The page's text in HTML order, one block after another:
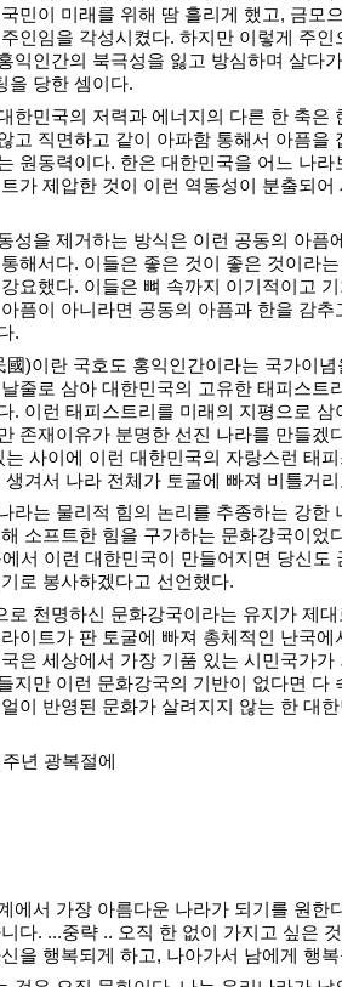
민이 미래를 위해 땀 흘리게 했고, 금모
인임을 각성시켰다. 하지만 이렇게 주
익인간의 북극성을 잃고 방심하며 살다
을 당한 셈이다.
한민국의 저력과 에너지의 다른 한 축은
고 직면하고 같이 아파함 통해서 아픔을
원동력이다. 한은 대한민국을 어느 나
가 제압한 것이 이런 역동성이 분출되
성을 제거하는 방식은 이런 공동의 아픔
해서다. 이들은 좋은 것이 좋은 것이라
요했다. 이들은 뼈 속까지 이기적이고
픔이 아니라면 공동의 아픔과 한을 감
.
國)이란 국호도 홍익인간이라는 국가이
줄로 삼아 대한민국의 고유한 태피스트
. 이런 태피스트리를 미래의 지평으로
존재이유가 분명한 선진 나라를 만들겠
는 사이에 이런 대한민국의 자랑스런 태
생겨서 나라 전체가 토굴에 빠져 비틀거
라는 물리적 힘의 논리를 추종하는 강한
소프트한 힘을 구가하는 문화강국이었
서 이런 대한민국이 만들어지면 당신도
로 봉사하겠다고 선언했다.
로 천명하신 문화강국이라는 유지가 제
이트가 판 토굴에 빠져 총체적인 난국
은 세상에서 가장 기품 있는 시민국가
지만 이런 문화강국의 기반이 없다면 다
이 반영된 문화가 살려지지 않는 한 대
년 광복절에
에서 가장 아름다운 나라가 되기를 원한
다. ...중략 .. 오직 한 없이 가지고 싶은
을 행복되게 하고, 나아가서 남에게 행